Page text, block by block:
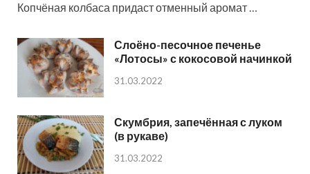
Копчёная колбаса придаст отменный аромат …
Слоёно-песочное печенье
«Лотосы» с кокосовой начинкой
31.03.2022
Скумбрия, запечённая с луком
(в рукаве)
31.03.2022